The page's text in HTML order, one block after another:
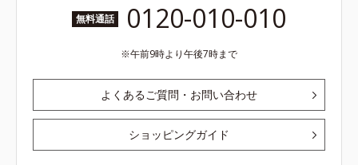
無料通話 0120-010-010
午前9時より午後7時まで
よくあるご質問・お問い合わせ
ショッピングガイド